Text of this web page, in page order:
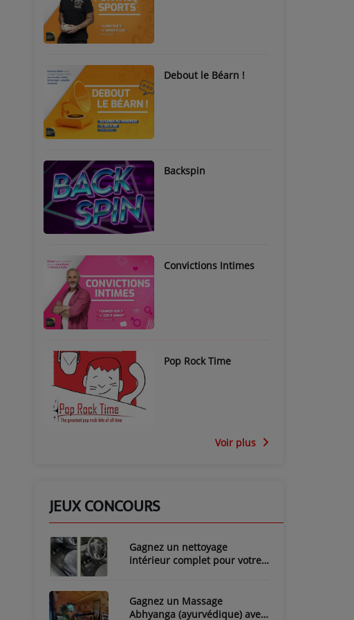
Debout le Béarn !
Backspin
Convictions Intimes
Pop Rock Time
Voir plus
JEUX CONCOURS
Gagnez un nettoyage
intérieur complet pour votre
Gagnez un Massage
Abhyanga (ayurvédique) avec